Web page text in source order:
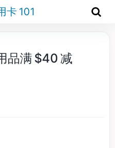
卡 101
品满 $40 减